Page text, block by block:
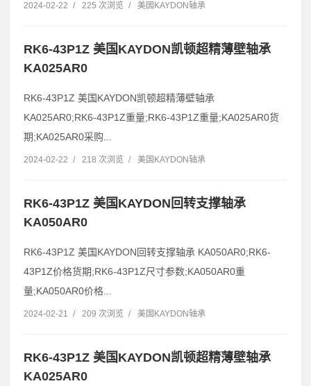
2024-02-22 / 225 次浏览 / 美国KAYDON轴承
RK6-43P1Z 美国KAYDON凯顿超精薄壁轴承
KA025AR0
RK6-43P1Z 美国KAYDON凯顿超精薄壁轴承
KA025AR0;RK6-43P1Z重量;RK6-43P1Z重量;KA025AR0货
期;KA025AR0采购...
2024-02-22 / 218 次浏览 / 美国KAYDON轴承
RK6-43P1Z 美国KAYDON回转支撑轴承
KA050AR0
RK6-43P1Z 美国KAYDON回转支撑轴承 KA050AR0;RK6-
43P1Z价格货期;RK6-43P1Z尺寸参数;KA050AR0重
量;KA050AR0价格...
2024-02-21 / 209 次浏览 / 美国KAYDON轴承
RK6-43P1Z 美国KAYDON凯顿超精薄壁轴承
KA025AR0